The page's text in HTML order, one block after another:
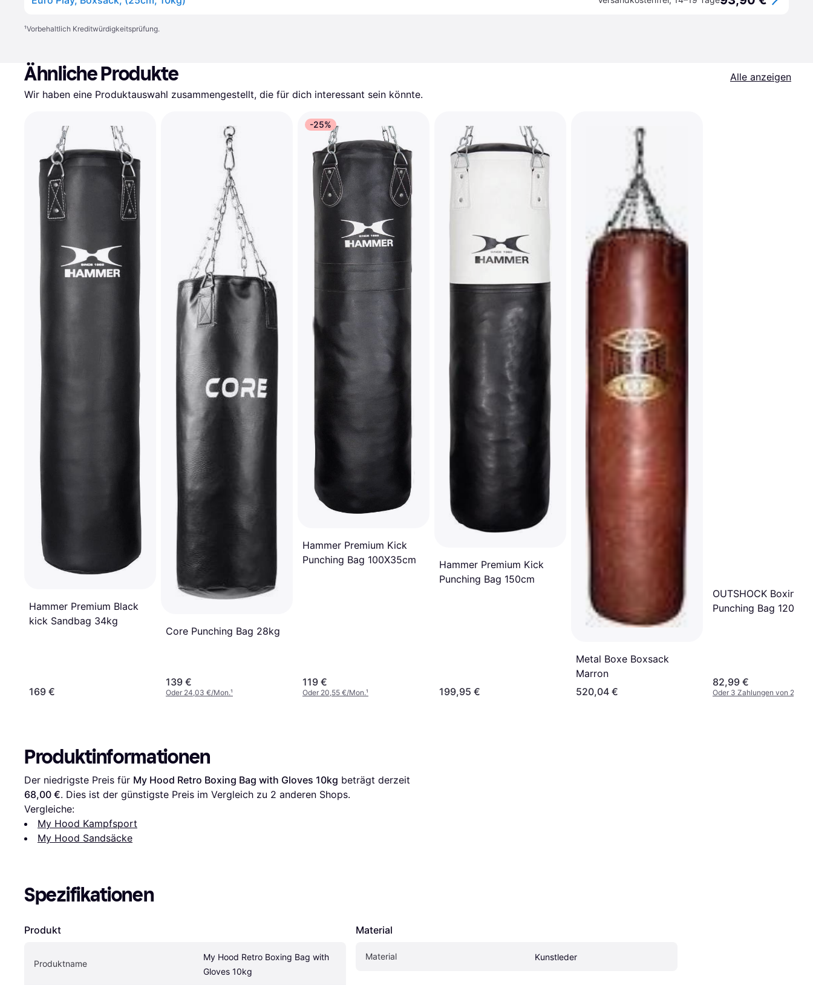
¹Vorbehaltlich Kreditwürdigkeitsprüfung.
Ähnliche Produkte
Alle anzeigen
Wir haben eine Produktauswahl zusammengestellt, die für dich interessant sein könnte.
Hammer Premium Black
kick Sandbag 34kg
169 €
Core Punching Bag 28kg
139 €
Oder 24,03 €/Mon.¹
-25%
Hammer Premium Kick
Punching Bag 100X35cm
119 €
Oder 20,55 €/Mon.¹
Hammer Premium Kick
Punching Bag 150cm
199,95 €
Metal Boxe Boxsack
Marron
520,04 €
OUTSHOCK Boxing
Punching Bag 120cm
82,99 €
Oder 3 Zahlungen von 27,66
Produktinformationen
Der niedrigste Preis für My Hood Retro Boxing Bag with Gloves 10kg
68,00 €. Dies ist der günstigste Preis im Vergleich zu 2 anderen Shops.
Vergleiche:
My Hood Kampfsport
My Hood Sandsäcke
Spezifikationen
Produkt
Produktname
My Hood Retro Boxing Bag with
Gloves 10kg
Material
Material Kunstleder